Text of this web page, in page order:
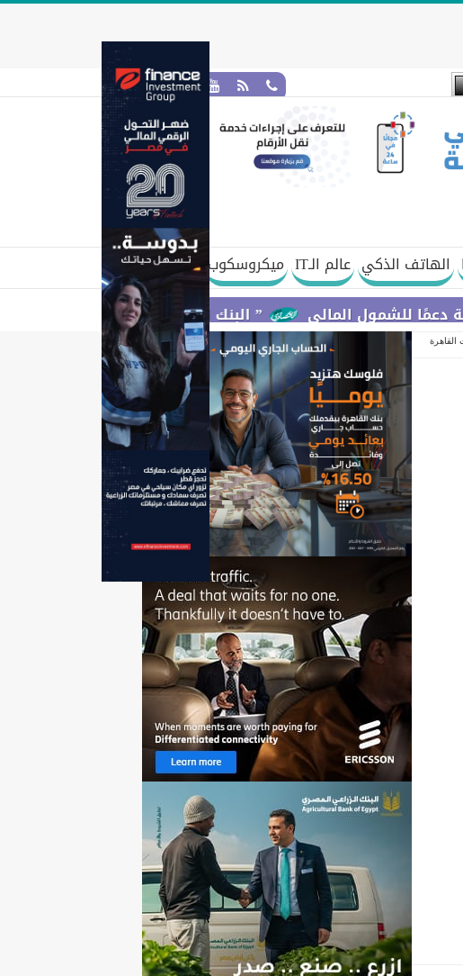
الهاتف الذكي عالم الـIT
ميكروسكوب
” البنك المركزي” : معدلات الشمول المالي تواصل ارتفاعها 79% من المواطنين يمتلكون حسابات نشطة
المالي
القاهرة